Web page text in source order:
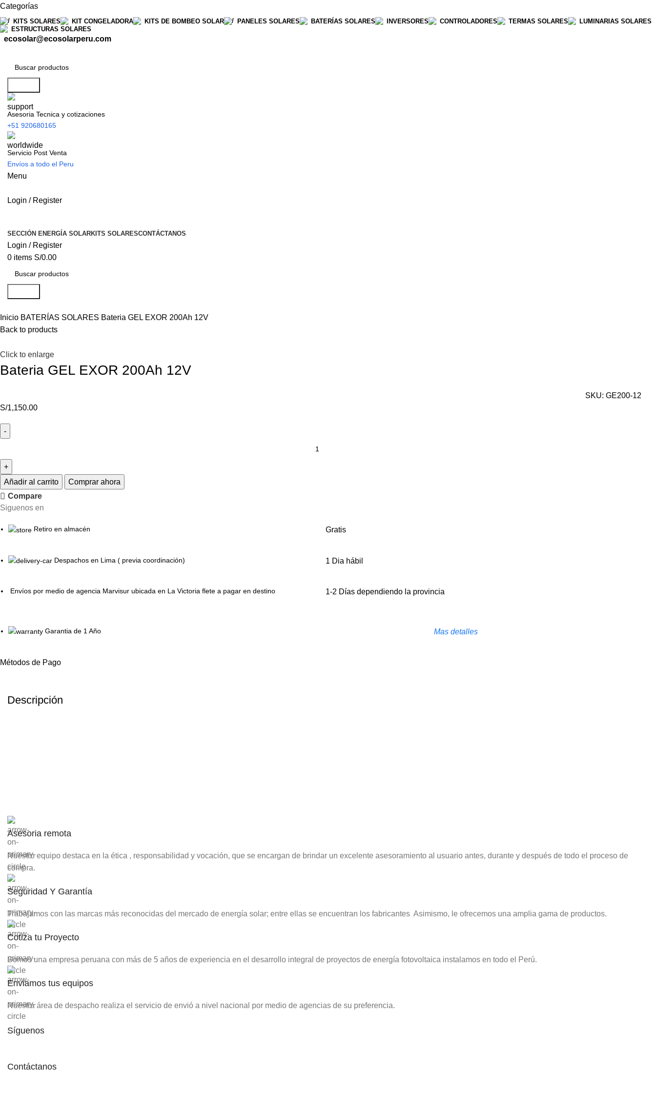
Categorías
KITS SOLARES KIT CONGELADORA KITS DE BOMBEO SOLAR PANELES SOLARES BATERÍAS SOLARES INVERSORES CONTROLADORES TERMAS SOLARES
LUMINARIAS SOLARES
ESTRUCTURAS SOLARES
ecosolar@ecosolarperu.com
Asesoria Tecnica y cotizaciones
+51 920680165
Servicio Post Venta
Envíos a todo el Peru
Menu
Login / Register
SECCIÓN ENERGÍA SOLARKITS SOLARESCONTÁCTANOS
Login / Register
0 items S/0.00
Inicio BATERÍAS SOLARES Bateria GEL EXOR 200Ah 12V
Back to products
Click to enlarge
Bateria GEL EXOR 200Ah 12V
SKU:GE200-12
S/1,150.00
Añadir al carrito
Comprar ahora
Compare
Siguenos en
Retiro en almacén Gratis
Despachos en Lima ( previa coordinación) 1 Dia hábil
Envíos por medio de agencia Marvisur ubicada en La Victoria flete a pagar en destino 1-2 Días dependiendo la provincia
Garantia de 1 Año Mas detalles
Métodos de Pago
Descripción
Asesoria remota
Nuestro equipo destaca en la ética , responsabilidad y vocación, que se encargan de brindar un excelente asesoramiento al usuario antes, durante y después de todo el proceso de
compra.
Seguridad Y Garantía
Trabajamos con las marcas más reconocidas del mercado de energía solar; entre ellas se encuentran los fabricantes Asimismo, le ofrecemos una amplia gama de productos.
Cotiza tu Proyecto
Somos una empresa peruana con más de 5 años de experiencia en el desarrollo integral de proyectos de energía fotovoltaica instalamos en todo el Perú.
Enviamos tus equipos
Nuestra área de despacho realiza el servicio de envió a nivel nacional por medio de agencias de su preferencia.
Síguenos
Contáctanos